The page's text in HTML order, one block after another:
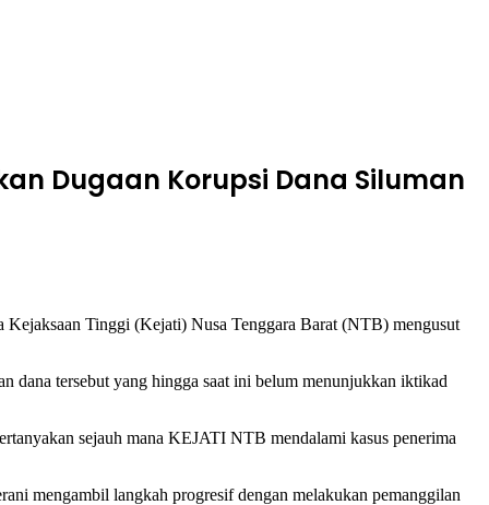
Dugaan Korupsi Dana Siluman
Tinggi (Kejati) Nusa Tenggara Barat (NTB) mengusut
dana tersebut yang hingga saat ini belum menunjukkan iktikad
sejauh mana KEJATI NTB mendalami kasus penerima
mengambil langkah progresif dengan melakukan pemanggilan